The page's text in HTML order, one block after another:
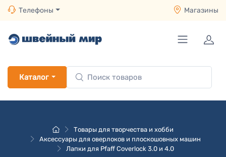
Телефоны Магазины
Каталог
Товары для творчества и хобби
Аксессуары для оверлоков и плоскошовных машин
Лапки для Pfaff Coverlock 3.0 и 4.0